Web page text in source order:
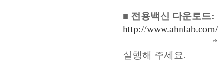
■ 전용백신 다운로드:
http://
* 사용법 페이
실행해 주세요.